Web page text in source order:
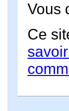
Vous
Ce